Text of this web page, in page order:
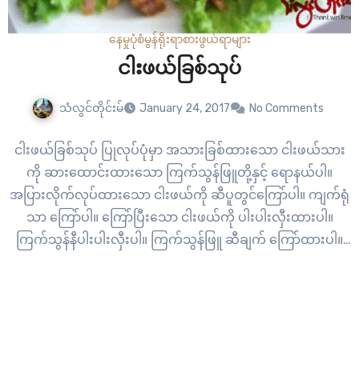
နေမှုပုံစံမွန်ရိုးရာစားဖွယ်ရာများ
ငါးဖယ်ခြစ်သုပ်
သံလွင်တိုင်းမ် January 24, 2017 No Comments
ငါးဖယ်ခြစ်သုပ် ပြုလုပ်ပုံမှာ အသားခြစ်ထားသော ငါးဖယ်သား
ကို ဆားထောင်းထားသော ကြက်သွန်ဖြူတို့နှင့် ရောနယ်ပါ။
အပြားလိုက်လုပ်ထားသော ငါးဖယ်ကို ဆီပူတွင်ကြော်ပါ။ ကျက်ရုံ
သာ ကြော်ပါ။ ကြော်ပြီးသော ငါးဖယ်ကို ပါးပါးလှီးထားပါ။
ကြက်သွန်နီပါးပါးလှီးပါ။ ကြက်သွန်ဖြူ ဆီချက် ကြော်ထားပါ။